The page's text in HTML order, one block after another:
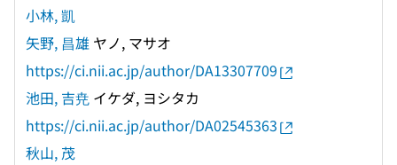
小林, 凱
矢野, 昌雄 ヤノ, マサオ
https://ci.nii.ac.jp/author/DA13307709
池田, 吉尭 イケダ, ヨシタカ
https://ci.nii.ac.jp/author/DA02545363
秋山, 茂